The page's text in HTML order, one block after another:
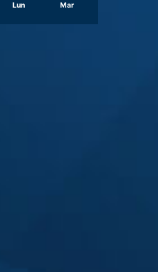
Lun Mar